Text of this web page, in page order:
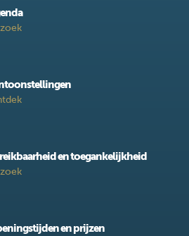
en toegankelijkheid
en prijzen